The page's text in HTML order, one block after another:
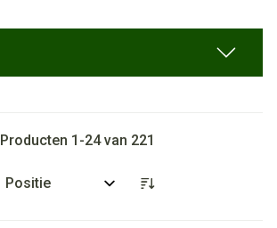
Producten 1 -24van 221
Sorteer op: